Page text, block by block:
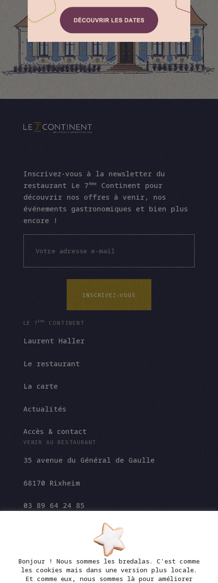
Inscrivez-vous à la newsletter du
restaurant Le 7ème
Continent pour
découvrir nos offres à venir, nos
événements gastronomiques et bien plus
encore !
INSCRIVEZ-VOUS
INSCRIVEZ-VOUS
LE 7ÈME CONTINENT
Laurent Haller
Le restaurant
La carte
Actualités
Accès & contact
VENIR AU RESTAURANT
35 avenue du Général de Gaulle
68170 Rixheim
03 89 64 24 85
info@le7emecontinent.com
Bonjour ! Nous sommes les bredalas. C'est comme
les cookies mais dans une version plus locale.
Et comme eux, nous sommes là pour améliorer